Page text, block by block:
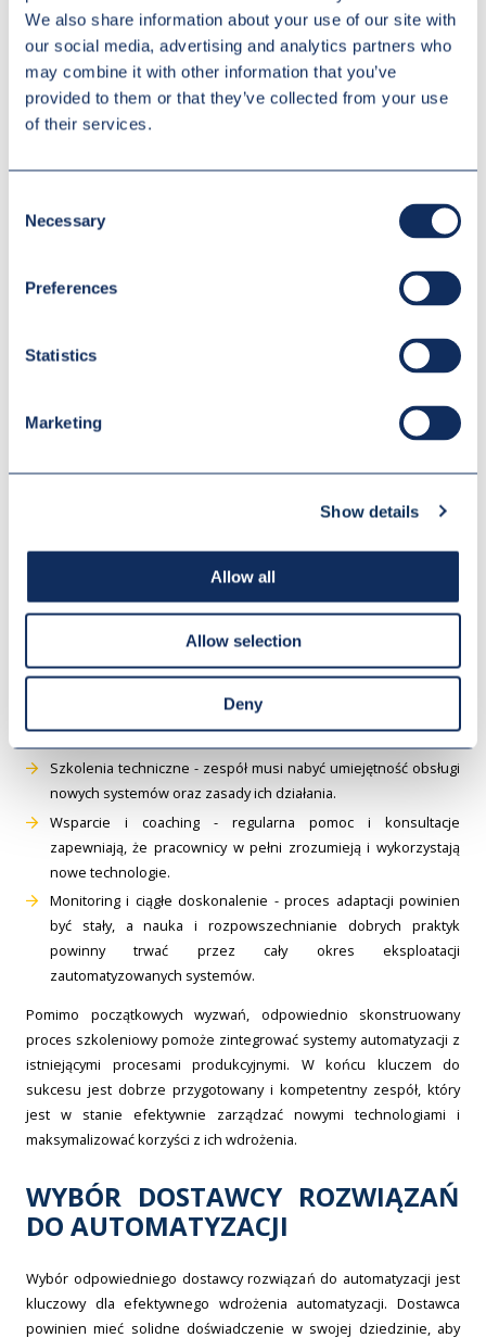
We also share information about your use of our site with
our social media, advertising and analytics partners who
may combine it with other information that you’ve
provided to them or that they’ve collected from your use
of their services.
Selection
Necessary
Preferences
Statistics
Marketing
Show details
Allow all
Allow selection
Deny
Systemy MES - umożliwiają zarządzanie procesami
produkcyjnymi na poziomie zakładu, łącząc dane z różnych
źródeł i dostarczając analityk do wykorzystania w procesie
decyzyjnym.
Dobór odpowiednich technologii zależny jest od specyfiki
automatyzacji, z wykorzystaniem najnowszych technologii, pozwoli
na zwiększenie wydajności produkcji oraz redukcję kosztów
przedsiębiorstwa na rynku.
PRZYGOTOWANIE ZESPOŁU DO
ZMIAN W PROCESACH
Integralnym elementem procesu integracji automatyzacji z
przygotowanie zespołu do pracy z nowymi technologiami. Wymaga
to dokładnej analizy i zrozumienia możliwości oraz ograniczeń
Niewątpliwie, proces adaptacji może przysporzyć pewnych
wyzwań, ale odpowiednio skonstruowany program szkoleniowy
pozwoli na najbardziej efektywne wykorzystanie możliwości
przygotowania personelu to:
pracownicy powinni wiedzieć, jak zmiany przyczynią się do
Szkolenia techniczne - zespół musi nabyć umiejętność obsługi
nowych systemów oraz zasady ich działania.
Wsparcie i coaching - regularna pomoc i konsultacje
zapewniają, że pracownicy w pełni zrozumieją i wykorzystają
nowe technologie.
Monitoring i ciągłe doskonalenie - proces adaptacji powinien
być stały, a nauka i rozpowszechnianie dobrych praktyk
powinny trwać przez cały okres eksploatacji
zautomatyzowanych systemów.
Pomimo początkowych wyzwań, odpowiednio skonstruowany
proces szkoleniowy pomoże zintegrować systemy automatyzacji z
istniejącymi procesami produkcyjnymi. W końcu kluczem do
sukcesu jest dobrze przygotowany i kompetentny zespół, który
jest w stanie efektywnie zarządzać nowymi technologiami i
maksymalizować korzyści z ich wdrożenia.
WYBÓR DOSTAWCY ROZWIĄZAŃ
DO AUTOMATYZACJI
Wybór odpowiedniego dostawcy rozwiązań do automatyzacji jest
kluczowy dla efektywnego wdrożenia automatyzacji. Dostawca
powinien mieć solidne doświadczenie w swojej dziedzinie, aby